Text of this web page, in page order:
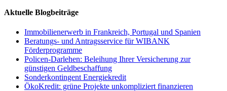
Aktuelle Blogbeiträge
Immobilienerwerb in Frankreich, Portugal und Spanien
Beratungs- und Antragsservice für WIBANK
Förderprogramme
Policen-Darlehen: Beleihung Ihrer Versicherung zur
günstigen Geldbeschaffung
Sonderkontingent Energiekredit
ÖkoKredit: grüne Projekte unkompliziert finanzieren